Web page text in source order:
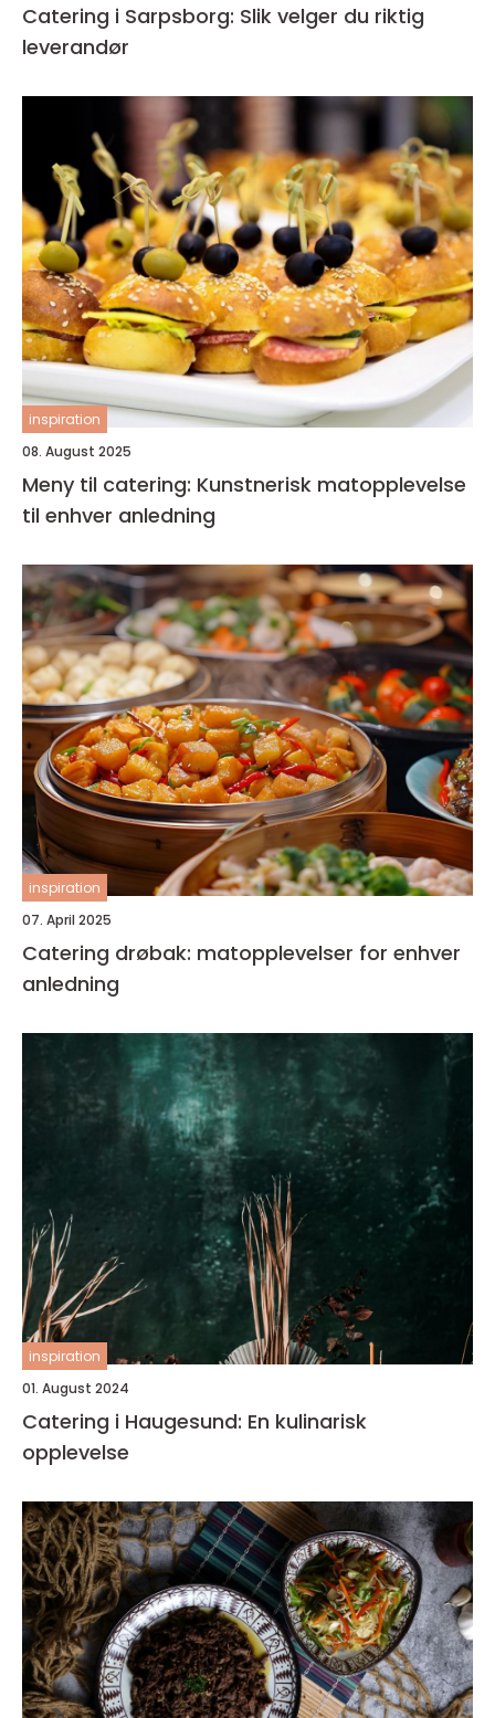
Catering i Sarpsborg: Slik velger du riktig
leverandør
inspiration
08. August 2025
Meny til catering: Kunstnerisk matopplevelse
til enhver anledning
inspiration
07. April 2025
Catering drøbak: matopplevelser for enhver
anledning
inspiration
01. August 2024
Catering i Haugesund: En kulinarisk
opplevelse